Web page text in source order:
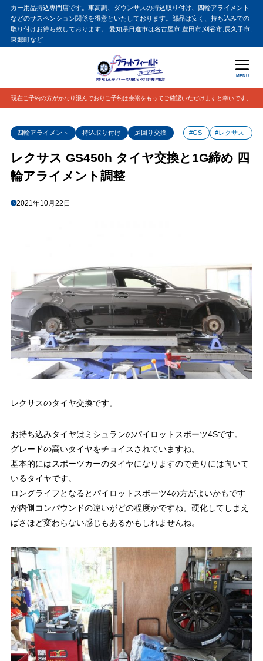
カー用品持込専門店です。車高調、ダウンサスの持込取り付け、四輪アライメント
などのサスペンション関係を得意といたしております。部品は安く、持ち込みでの
取り付けお待ち致しております。 愛知県日進市は名古屋市,豊田市,刈谷市,長久手市,
東郷町など
MENU
現在ご予約の方がかなり混んでおりご予約は余裕をもってご確認いただけますと幸いです。
四輪アライメント 持込取り付け 足回り交換 #GS #レクサス
レクサス GS450h タイヤ交換と1G締め 四
輪アライメント調整
2021年10月22日
レクサスのタイヤ交換です。
お持ち込みタイヤはミシュランのパイロットスポーツ4Sです。
グレードの高いタイヤをチョイスされていますね。
基本的にはスポーツカーのタイヤになりますので走りには向いて
いるタイヤです。
ロングライフとなるとパイロットスポーツ4の方がよいかもです
が内側コンパウンドの違いがどの程度かですね。硬化してしまえ
ばさほど変わらない感じもあるかもしれませんね。